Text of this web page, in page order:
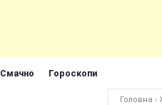
Смачно Гороскопи
Головна ›